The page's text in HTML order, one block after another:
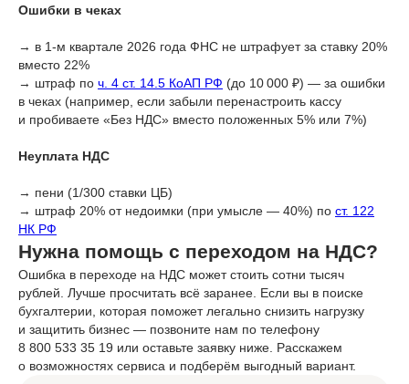
Ошибки в чеках
→ в 1-м квартале 2026 года ФНС не штрафует за ставку 20%
вместо 22%
→ штраф по ч. 4 ст. 14.5 КоАП РФ (до 10 000 ₽) — за ошибки
в чеках (например, если забыли перенастроить кассу
и пробиваете «Без НДС» вместо положенных 5% или 7%)
Неуплата НДС
→ пени (1/300 ставки ЦБ)
→ штраф 20% от недоимки (при умысле — 40%) по ст. 122
НК РФ
Нужна помощь с переходом на НДС?
Ошибка в переходе на НДС может стоить сотни тысяч
рублей. Лучше просчитать всё заранее. Если вы в поиске
бухгалтерии, которая поможет легально снизить нагрузку
и защитить бизнес — позвоните нам по телефону
8 800 533 35 19 или оставьте заявку ниже. Расскажем
о возможностях сервиса и подберём выгодный вариант.